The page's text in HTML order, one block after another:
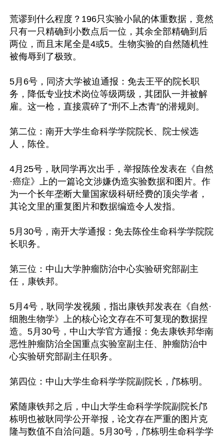
荒谬到什么程度？196只实验小鼠的体重数据，竟然
只有一只精确到小数点后一位，其余全部精确到后
两位，而且末尾全是4或5。生物实验的自然随机性
被侮辱到了极致。
5月6号，同济大学被迫通报：免去王平的院长职
务，降低专业技术岗位等级两级，其团队一并被解
雇。这一枪，直接震碎了“刑不上杰青”的潜规则。
第二位：南开大学生命科学学院院长、院士候选
人，陈佺。
4月25号，耿同学再次出手，举报陈佺发表在《自然
·癌症》上的一篇论文涉嫌伪造实验数据和图片。作
为一个长年垄断大量国家级科研经费的顶尖学者，
其论文里的重复图片和数据编造令人发指。
5月30号，南开大学通报：免去陈佺生命科学学院院
长职务。
第三位：中山大学肿瘤防治中心实验研究部副主
任，康铁邦。
5月4号，耿同学发视频，指出康铁邦发表在《自然·
细胞生物学》上的核心论文存在不可复现的数据捏
造。5月30号，中山大学官方通报：免去康铁邦华南
恶性肿瘤防治全国重点实验室副主任、肿瘤防治中
心实验研究部副主任职务。
第四位：中山大学生命科学学院副院长，邝栋明。
紧随康铁邦之后，中山大学生命科学学院副院长邝
栋明也被耿同学公开举报，论文存在严重的图片克
隆与数值不自洽问题。5月30号，邝栋明生命科学学